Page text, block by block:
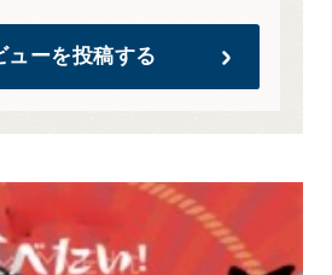
ューを投稿する